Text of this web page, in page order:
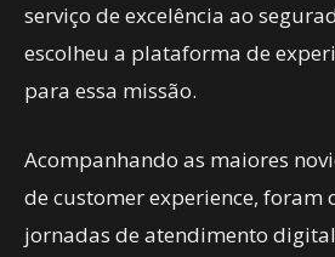
serviço de excelência ao
escolheu a plataforma de
para essa missão.
Acompanhando as maiores
de customer experience, foram
jornadas de atendimento